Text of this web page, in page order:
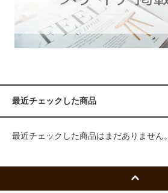
最近チェックした商品
最近チェックした商品はまだありません。